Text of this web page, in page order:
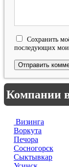
Сохранить
последующих
Компании
Визинга
Воркута
Печора
Сосногорск
Сыктывкар